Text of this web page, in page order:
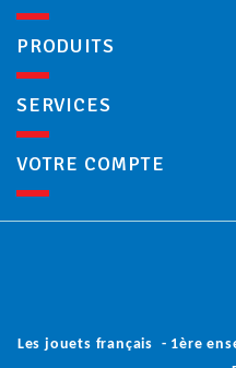
PRODUITS
SERVICES
VOTRE COMPTE
Les jouets français - 1ère